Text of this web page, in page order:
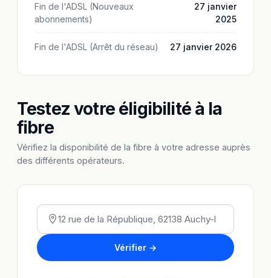
Fin de l'ADSL (Nouveaux
abonnements)
27 janvier
2025
Fin de l'ADSL (Arrêt du réseau) 27 janvier 2026
Testez votre éligibilité à la
fibre
Vérifiez la disponibilité de la fibre à votre adresse auprès
des différents opérateurs.
Vérifier →